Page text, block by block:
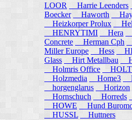
LOOR
Harrie Leenders
Boecker
Haworth
Heizkorper Prolux
HENRYTIMI
Hera
Concrete
Herman Cph
Miller Europe
Hess
Glass
Hirt Metallbau
Holmris Office
Holzmedia
Home3
horgenglarus
Horizon
Hornschuch
Horreds
HOWE
Hund
HUSSL
Huttners